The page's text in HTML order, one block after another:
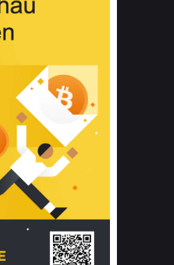
lựa chọn các dòng
chất lượng quốc
ngừa tình trạng kích
mốc trong điều kiện
Bạn có thể tìm hiểu
cứu khoa học về tác
và môi trường
với sức khỏe con
Foundation (External
nhìn toàn diện hơn.
vàng khi lựa chọn
cao cấp cho phòng
bộ chăn ga gối đệm
hảo cả về thẩm mỹ lẫn
tiêu dùng cần cân
tiêu chí quan trọng